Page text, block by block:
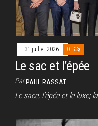
31 juillet 2026 0
Le sac et l’épée
ParPAUL RASSAT
Le sace, l’épée et le luxe;